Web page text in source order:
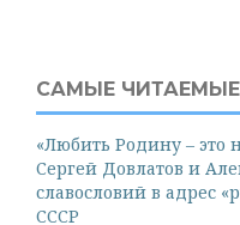
САМЫЕ
«Любить Родину – это
Сергей Довлатов и
славословий в адрес
СССР